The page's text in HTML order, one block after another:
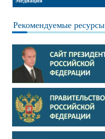
Рекомендуемые ресурсы